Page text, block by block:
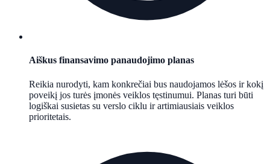
Aiškus finansavimo panaudojimo planas
Reikia nurodyti, kam konkrečiai bus naudojamos lėšos ir kokį
poveikį jos turės įmonės veiklos tęstinumui. Planas turi būti
logiškai susietas su verslo ciklu ir artimiausiais veiklos
prioritetais.